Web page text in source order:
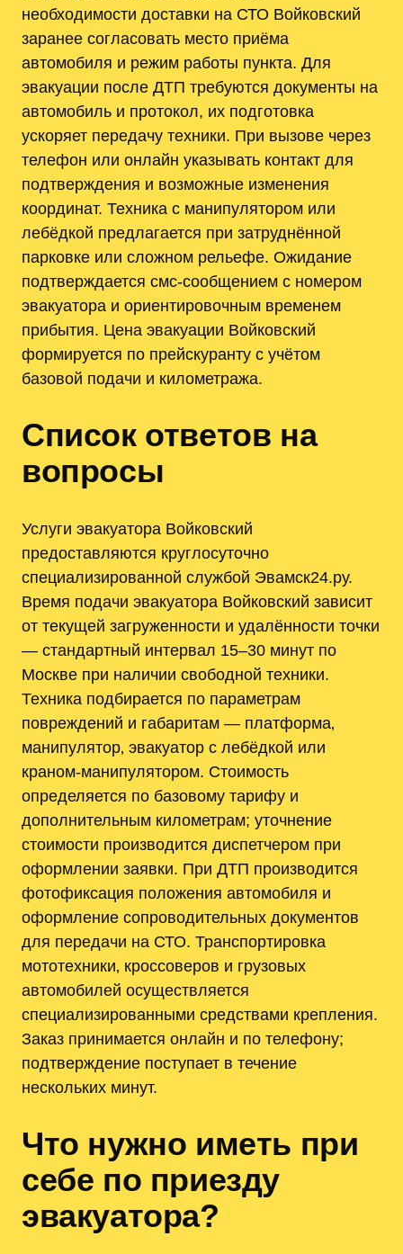
необходимости доставки на СТО Войковский
заранее согласовать место приёма
автомобиля и режим работы пункта. Для
эвакуации после ДТП требуются документы на
автомобиль и протокол, их подготовка
ускоряет передачу техники. При вызове через
телефон или онлайн указывать контакт для
подтверждения и возможные изменения
координат. Техника с манипулятором или
лебёдкой предлагается при затруднённой
парковке или сложном рельефе. Ожидание
подтверждается смс-сообщением с номером
эвакуатора и ориентировочным временем
прибытия. Цена эвакуации Войковский
формируется по прейскуранту с учётом
базовой подачи и километража.
Список ответов на
вопросы
Услуги эвакуатора Войковский
предоставляются круглосуточно
специализированной службой Эвамск24.ру.
Время подачи эвакуатора Войковский зависит
от текущей загруженности и удалённости точки
— стандартный интервал 15–30 минут по
Москве при наличии свободной техники.
Техника подбирается по параметрам
повреждений и габаритам — платформа‚
манипулятор‚ эвакуатор с лебёдкой или
краном-манипулятором. Стоимость
определяется по базовому тарифу и
дополнительным километрам; уточнение
стоимости производится диспетчером при
оформлении заявки. При ДТП производится
фотофиксация положения автомобиля и
оформление сопроводительных документов
для передачи на СТО. Транспортировка
мототехники‚ кроссоверов и грузовых
автомобилей осуществляется
специализированными средствами крепления.
Заказ принимается онлайн и по телефону;
подтверждение поступает в течение
нескольких минут.
Что нужно иметь при
себе по приезду
эвакуатора?